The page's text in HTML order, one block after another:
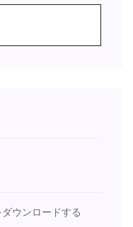
ウンロードする